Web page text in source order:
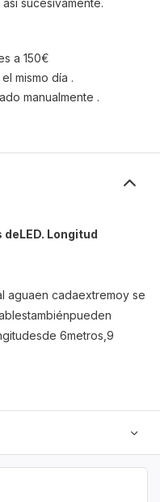
sucesivamente.
a 150€
mismo día .
manualmente .
deLED. Longitud
aguaen cadaextremoy se
tambiénpueden
de 6metros 9